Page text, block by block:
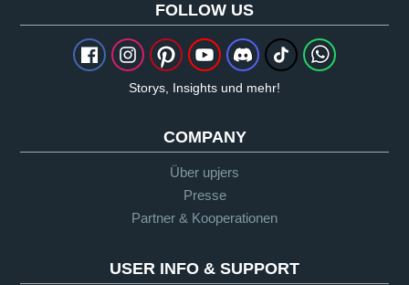
FOLLOW US
Storys, Insights und mehr!
COMPANY
Über upjers
Presse
Partner & Kooperationen
USER INFO & SUPPORT